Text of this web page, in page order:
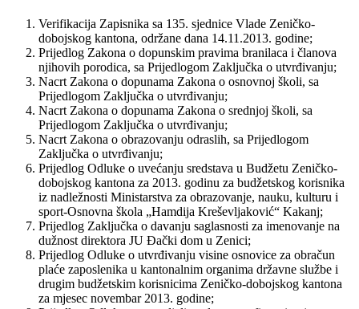
Verifikacija Zapisnika sa 135. sjednice Vlade Zeničko-
dobojskog kantona, održane dana 14.11.2013. godine;
Prijedlog Zakona o dopunskim pravima branilaca i članova
njihovih porodica, sa Prijedlogom Zaključka o utvrđivanju;
Nacrt Zakona o dopunama Zakona o osnovnoj školi, sa
Prijedlogom Zaključka o utvrđivanju;
Nacrt Zakona o dopunama Zakona o srednjoj školi, sa
Prijedlogom Zaključka o utvrđivanju;
Nacrt Zakona o obrazovanju odraslih, sa Prijedlogom
Zaključka o utvrđivanju;
Prijedlog Odluke o uvećanju sredstava u Budžetu Zeničko-
dobojskog kantona za 2013. godinu za budžetskog korisnika
iz nadležnosti Ministarstva za obrazovanje, nauku, kulturu i
sport-Osnovna škola „Hamdija Kreševljaković“ Kakanj;
Prijedlog Zaključka o davanju saglasnosti za imenovanje na
dužnost direktora JU Đački dom u Zenici;
Prijedlog Odluke o utvrđivanju visine osnovice za obračun
plaće zaposlenika u kantonalnim organima državne službe i
drugim budžetskim korisnicima Zeničko-dobojskog kantona
za mjesec novembar 2013. godine;